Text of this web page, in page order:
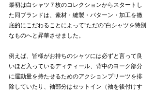
最初は白シャツ７枚のコレクションからスタートし
た同ブランドは、素材・縫製・パターン・加工を徹
底的にこだわることによって”ただの”白シャツを特別
なものへと昇華させました。
例えば、皆様がお持ちのシャツには必ずと言って良
いほど入っているディティール、背中のヨーク部分
に運動量を持たせるためのアクションプリーツを排
除していたり、袖部分はセットイン（袖を後付けす